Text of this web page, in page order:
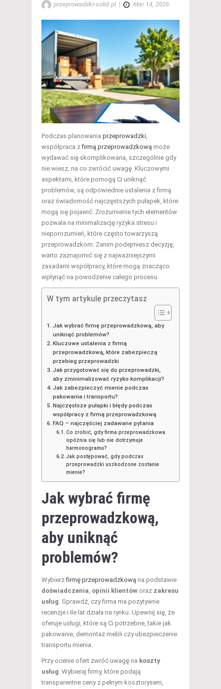
przeprowadzki-solid.pl | Mar 14, 2026
Podczas planowania przeprowadzki,
współpraca zfirmą przeprowadzkową może
wydawać się skomplikowana, szczególnie gdy
nie wiesz, na co zwrócić uwagę. Kluczowymi
aspektami, które pomogą Ci uniknąć
problemów, są odpowiednie ustalenia z firmą
oraz świadomość najczęstszych pułapek, które
mogą się pojawić. Zrozumienie tych elementów
pozwala na minimalizację ryzyka stresu i
nieporozumień, które często towarzyszą
przeprowadzkom. Zanim podejmiesz decyzję,
warto zaznajomić się z najważniejszymi
zasadami współpracy, które mogą znacząco
wpłynąć na powodzenie całego procesu.
W tym artykule przeczytasz
Jak wybrać firmę przeprowadzkową, aby
uniknąć problemów?
Kluczowe ustalenia z firmą
przeprowadzkową, które zabezpieczą
przebieg przeprowadzki
Jak przygotować się do przeprowadzki,
aby zminimalizować ryzyko komplikacji?
Jak zabezpieczyć mienie podczas
pakowania i transportu?
Najczęstsze pułapki i błędy podczas
współpracy z firmą przeprowadzkową
FAQ – najczęściej zadawane pytania
Co zrobić, gdy firma przeprowadzkowa
opóźnia się lub nie dotrzymuje
harmonogramu?
Jak postępować, gdy podczas
przeprowadzki uszkodzone zostanie
mienie?
Jak wybrać firmę
przeprowadzkową,
aby uniknąć
problemów?
Wybierzfirmę przeprowadzkową na podstawie
doświadczenia, opinii klientów oraz zakresu
usług. Sprawdź, czy firma ma pozytywne
recenzje i ile lat działa na rynku. Upewnij się, że
oferuje usługi, które są Ci potrzebne, takie jak
pakowanie, demontaż mebli czy ubezpieczenie
transportu mienia.
Przy ocenie ofert zwróć uwagę na koszty
usług. Wybieraj firmy, które podają
transparentne ceny z pełnym kosztorysem,